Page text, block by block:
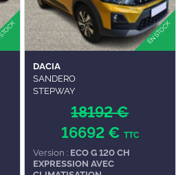
DACIA
SANDERO
STEPWAY
18192 €
16692 € TTC
Version : ECO G 120 CH
EXPRESSION AVEC